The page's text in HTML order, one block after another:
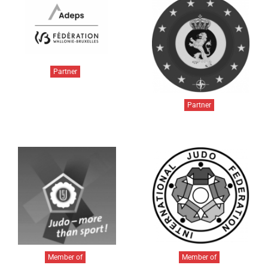
Partner
Partner
Member of Member of